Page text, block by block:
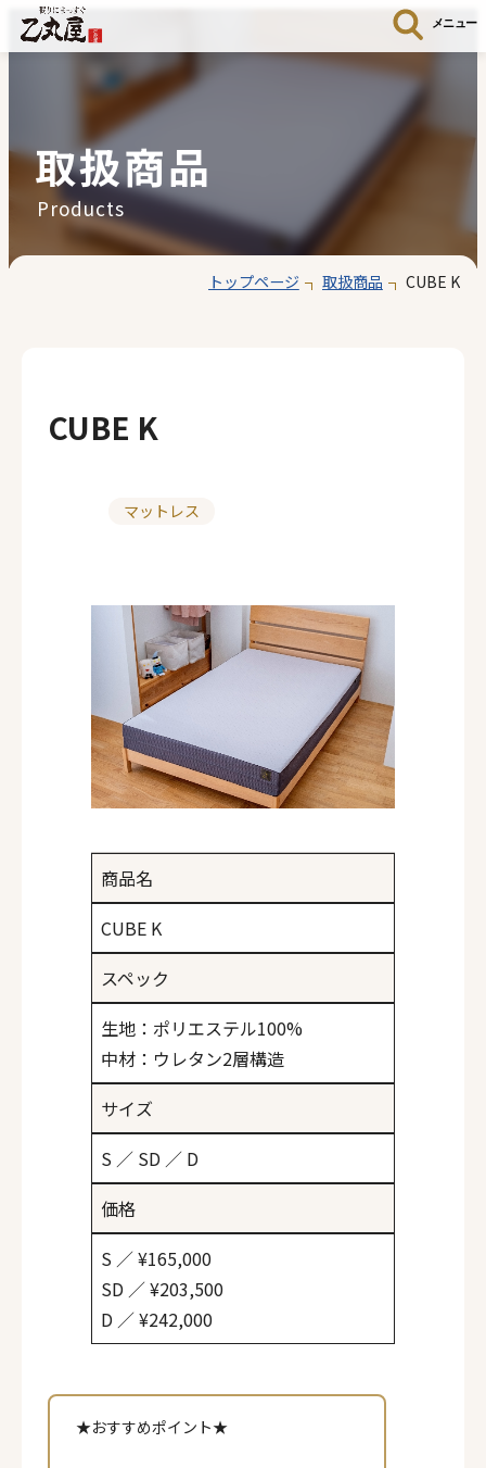
メニュー
取扱商品
Products
トップページ 取扱商品 CUBE K
CUBE K
マットレス
商品名
CUBE K
スペック
生地：ポリエステル100%
中材：ウレタン2層構造
サイズ
S ／ SD ／ D
価格
S ／ ¥165,000
SD ／ ¥203,500
D ／ ¥242,000
★おすすめポイント★